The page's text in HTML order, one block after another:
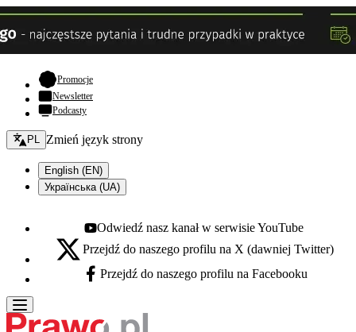
Promocje- otwiera się w nowej karcie
Newsletter
Podcasty
Zmień język - bieżący:
PL Zmień język strony
English (EN)
Українська (UA)
Youtube - otwiera się w nowej karcie
Odwiedź nasz kanał w serwisie YouTube
X - otwiera się w nowej karcie
Przejdź do naszego profilu na X (dawniej Twitter)
Facebook - otwiera się w nowej karcie
Przejdź do naszego profilu na Facebooku